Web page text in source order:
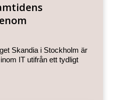
Skandia i Stockholm är
IT utifrån ett tydligt